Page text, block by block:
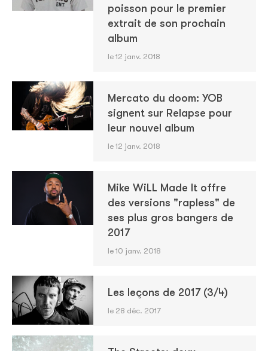
poisson pour le premier
extrait de son prochain
album
le 12 janv. 2018
Mercato du doom: YOB
signent sur Relapse pour
leur nouvel album
le 12 janv. 2018
Mike WiLL Made It offre
des versions "rapless" de
ses plus gros bangers de
2017
le 10 janv. 2018
Les leçons de 2017 (3/4)
le 28 déc. 2017